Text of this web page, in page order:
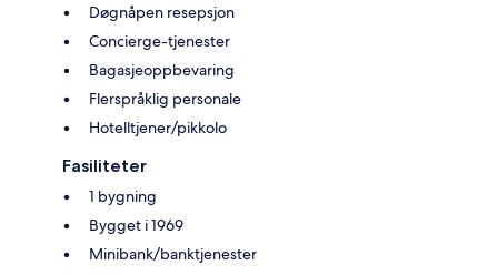
Døgnåpen resepsjon
Concierge-tjenester
Bagasjeoppbevaring
Flerspråklig personale
Hotelltjener/pikkolo
Fasiliteter
1 bygning
Bygget i 1969
Minibank/banktjenester